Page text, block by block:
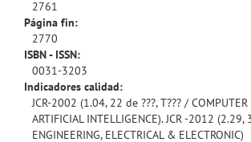
2761
Página fin:
2770
ISBN - ISSN:
0031-3203
Indicadores calidad:
JCR-2002 (1.04, 22 de ???, T??? / COMPUTER
ARTIFICIAL INTELLIGENCE). JCR -2012
ENGINEERING, ELECTRICAL & ELECTRONIC)